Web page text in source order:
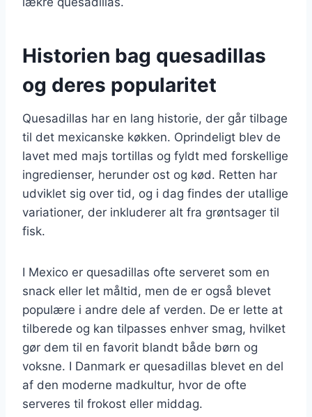
Historien bag quesadillas
og deres popularitet
Quesadillas har en lang historie, der går tilbage
til det mexicanske køkken. Oprindeligt blev de
lavet med majs tortillas og fyldt med forskellige
ingredienser, herunder ost og kød. Retten har
udviklet sig over tid, og i dag findes der utallige
variationer, der inkluderer alt fra grøntsager til
fisk.
I Mexico er quesadillas ofte serveret som en
snack eller let måltid, men de er også blevet
populære i andre dele af verden. De er lette at
tilberede og kan tilpasses enhver smag, hvilket
gør dem til en favorit blandt både børn og
voksne. I Danmark er quesadillas blevet en del
af den moderne madkultur, hvor de ofte
serveres til frokost eller middag.